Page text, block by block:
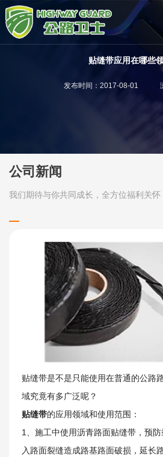
贴缝带应用在哪些
发布时间：2017-08-01
公司新闻
我们期待与你共同成长，全方位福利关怀
贴缝带是不是只能使用在普通的公路
域究竟有多广泛呢？
贴缝带的应用领域和使用范围：
1、施工中使用沥青路面贴缝带，预
入路面裂缝造成路基路面破损，延长